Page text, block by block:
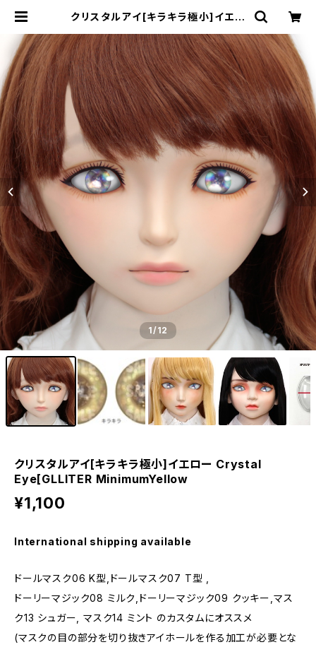
クリスタルアイ[キラキラ極小]イエロ
umYellow | むにむに製作所
1/12
クリスタルアイ[キラキラ極小]イエロー Crystal
Eye[GLLITER MinimumYellow
¥1,100
International shipping available
ドールマスク06 K型,ドールマスク07 T型 ,
ドーリーマジック08 ミルク,ドーリーマジック09 クッキー,マス
ク13 シュガー, マスク14 ミント のカスタムにオススメ
(マスクの目の部分を切り抜きアイホールを作る加工が必要とな